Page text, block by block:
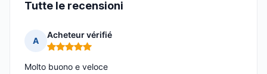
Tutte le recensioni
A
Acheteur vérifié
Nota: 5 su 5
Molto buono e veloce